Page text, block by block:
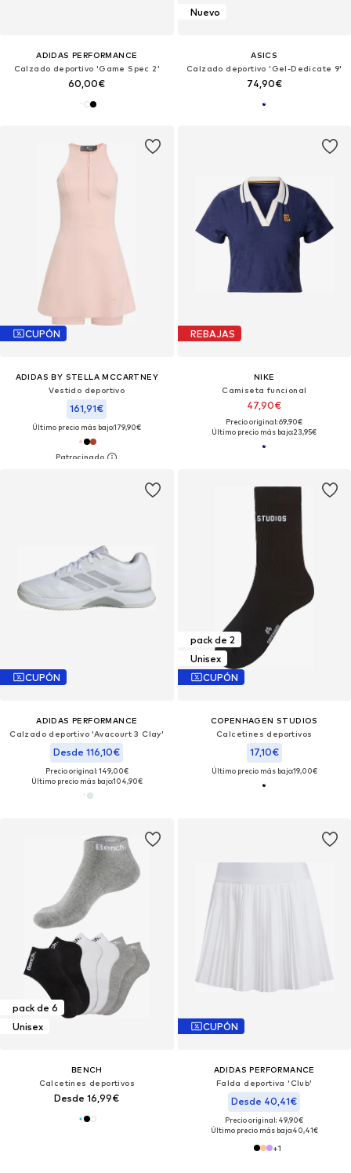
ADIDAS PERFORMANCE
Calzado deportivo 'Game Spec 2'
60,00€
Nuevo
ASICS
Calzado deportivo 'Gel-Dedicate 9'
74,90€
CUPÓN
ADIDAS BY STELLA MCCARTNEY
Vestido deportivo
161,91€
Último precio más bajo:179,90€
REBAJAS
NIKE
Camiseta funcional
47,90€
Precio original: 69,90€
Último precio más bajo:23,95€
CUPÓN
ADIDAS PERFORMANCE
Calzado deportivo 'Avacourt 3 Clay'
Desde 116,10€
Precio original: 149,00€
Último precio más bajo:104,90€
pack de 2
Unisex
CUPÓN
COPENHAGEN STUDIOS
Calcetines deportivos
17,10€
Último precio más bajo:19,00€
pack de 6
Unisex
BENCH
Calcetines deportivos
Desde 16,99€
CUPÓN
ADIDAS PERFORMANCE
Falda deportiva 'Club'
Desde 40,41€
Precio original: 49,90€
Último precio más bajo:40,41€
+1